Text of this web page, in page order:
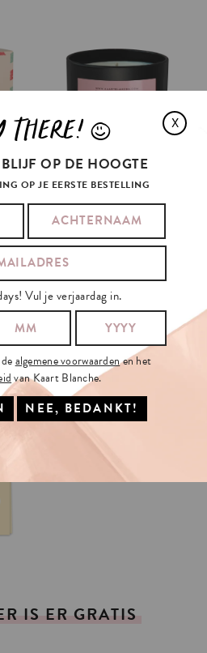
IS ER GRATIS
X
THERE! L
OP DE HOOGTE
OP JE EERSTE BESTELLING
Vul je verjaardag in.
algemene voorwaardenen het
van Kaart Blanche.